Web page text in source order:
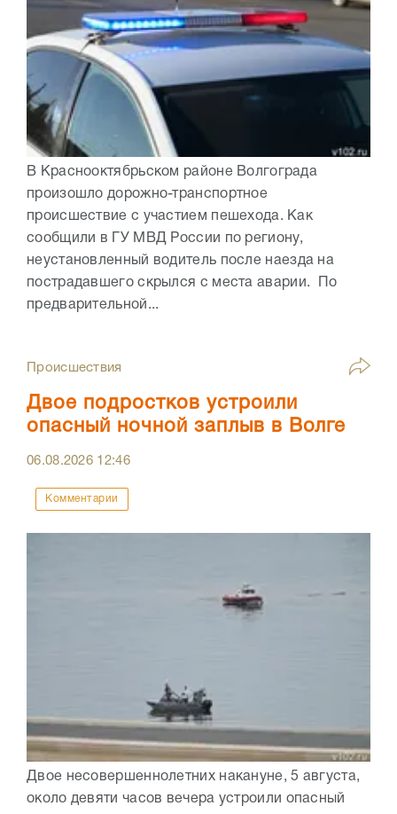
В Краснооктябрьском районе Волгограда
произошло дорожно-транспортное
происшествие с участием пешехода. Как
сообщили в ГУ МВД России по региону,
неустановленный водитель после наезда на
пострадавшего скрылся с места аварии. По
предварительной...
Происшествия
Двое подростков устроили
опасный ночной заплыв в Волге
06.08.2026 12:46
Комментарии
Двое несовершеннолетних накануне, 5 августа,
около девяти часов вечера устроили опасный